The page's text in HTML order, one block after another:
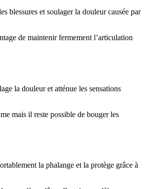
blessures et soulager la douleur causée par
de maintenir fermement l’articulation
la douleur et atténue les sensations
mais il reste possible de bouger les
la phalange et la protège grâce à